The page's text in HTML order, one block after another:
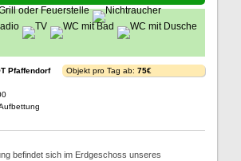
Pfaffendorf
Objekt pro Tag ab: 75€
befindet sich im Erdgeschoss unseres